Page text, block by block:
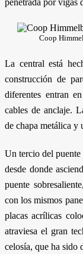
Coop
La central está
construcción de
diferentes entran
cables de anclaje.
de chapa metálica y
Un tercio del puente
desde donde
puente
con los mismos
placas acrílicas
atraviesa el gran
celosía, que ha sido